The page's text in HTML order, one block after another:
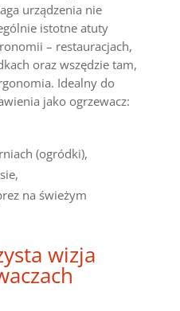
urządzenia nie
istotne atuty
– restauracjach,
oraz wszędzie tam,
Idealny do
jako ogrzewacz:
(ogródki),
na świeżym
wizja